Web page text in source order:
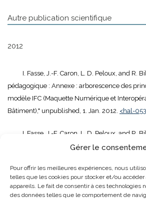
Gérer le
Pour offrir les meilleures expériences, nous
telles que les cookies pour stocker et/ou
appareils. Le fait de consentir à ces technologies
des données telles que le comportement de
Autre publication scientifique
2012
I. Fasse, J.-F. Caron, L. D. Peloux, and R.
pédagogique : Annexe : arborescence des
modèle IFC (Maquette Numérique et
Bâtiment)," unpublished, 1. Jan. 2012. <hal-
I. Fasse, J.-F. Caron, L. D. Peloux, and R.
pédagogique : Exemples illustrés d'échanges
unpublished, 1. Jan. 2012.<hal-05389573>.
I. Fasse, J.-F. Caron, L. D. Peloux, and R.